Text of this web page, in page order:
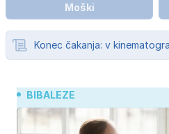
Moški
Konec čakanja: v
BIBALEZE